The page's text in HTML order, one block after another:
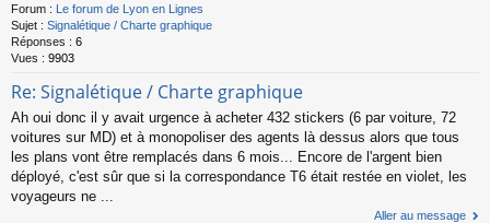
Forum : Le forum de Lyon en Lignes
Sujet : Signalétique / Charte graphique
Réponses : 6
Vues : 9903
Re: Signalétique / Charte graphique
Ah oui donc il y avait urgence à acheter 432 stickers (6 par voiture, 72
voitures sur MD) et à monopoliser des agents là dessus alors que tous
les plans vont être remplacés dans 6 mois... Encore de l'argent bien
déployé, c'est sûr que si la correspondance T6 était restée en violet, les
voyageurs ne ...
Aller au message